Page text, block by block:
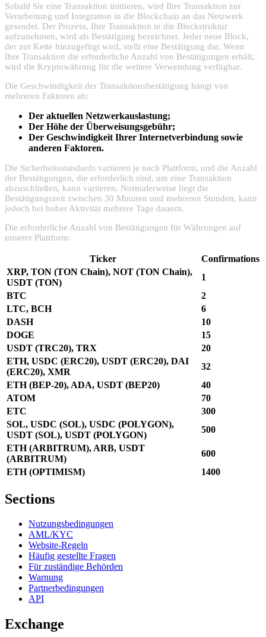
Sobald Sie eine Transaktion initiieren, wird Ihre Transaktion zur
Verarbeitung und Integration in die Blockchain an das Netzwerk
gesendet. Der Prozess, Ihre Transaktion in die Blockstruktur
aufzunehmen, wird als Bestätigung bezeichnet. Jeder neue Block,
der zur Kette hinzugefügt wird, stellt eine Bestätigung dar. Wenn
Ihre Transaktion die erforderliche Anzahl von Bestätigungen erhält,
wird die Kryptowährung für die weitere Verwendung verfügbar.
Die Geschwindigkeit der Transaktionsbestätigung hängt von
mehreren Faktoren ab:
Der aktuellen Netzwerkauslastung;
Der Höhe der Überweisungsgebühr;
Der Geschwindigkeit Ihrer Internetverbindung sowie
anderen Faktoren.
Die Sicherheitsstandards variieren je nach Plattform, und die Anzahl
der Bestätigungen, die erforderlich sind, um eine Transaktion
abzuschließen, kann variieren. Normalerweise liegt die
Bestätigungszeit zwischen 30 Minuten und mehreren Stunden, kann
jedoch bei hoher Aktivität mehrere Tage dauern.
Die erforderliche Anzahl von Bestätigungen für Währungen auf
unserer Plattform:
Ticker
Confirmations
XRP, TON (TON Chain), NOT (TON Chain),
USDT (TON)
1
BTC
2
LTC, BCH
6
DASH
10
DOGE
15
USDT (TRC20), TRX
20
ETH, USDC (ERC20), USDT (ERC20), DAI
(ERC20), XMR
32
ETH (BEP-20), ADA, USDT (BEP20)
40
ATOM
70
ETC
300
SOL, USDC (SOL), USDC (POLYGON),
USDT (SOL), USDT (POLYGON)
500
ETH (ARBITRUM), ARB, USDT
(ARBITRUM)
600
ETH (OPTIMISM)
1400
Sections
Nutzungsbedingungen
AML/KYC
Website-Regeln
Häufig gestellte Fragen
Für zuständige Behörden
Warnung
Partnerbedingungen
API
Exchange